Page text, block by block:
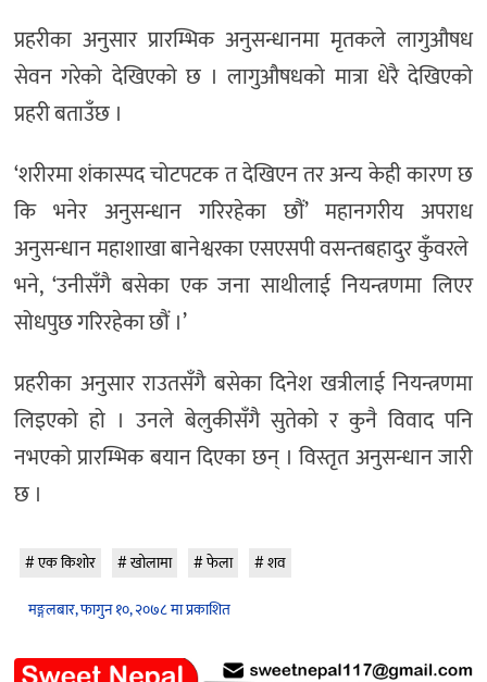
प्रहरीका अनुसार प्रारम्भिक अनुसन्धानमा मृतकले लागुऔषध
सेवन गरेको देखिएको छ । लागुऔषधको मात्रा धेरै देखिएको
प्रहरी बताउँछ ।
‘शरीरमा शंकास्पद चोटपटक त देखिएन तर अन्य केही कारण छ
कि भनेर अनुसन्धान गरिरहेका छौं’ महानगरीय अपराध
अनुसन्धान महाशाखा बानेश्वरका एसएसपी वसन्तबहादुर कुँवरले
भने, ‘उनीसँगै बसेका एक जना साथीलाई नियन्त्रणमा लिएर
सोधपुछ गरिरहेका छौं ।’
प्रहरीका अनुसार राउतसँगै बसेका दिनेश खत्रीलाई नियन्त्रणमा
लिइएको हो । उनले बेलुकीसँगै सुतेको र कुनै विवाद पनि
नभएको प्रारम्भिक बयान दिएका छन् । विस्तृत अनुसन्धान जारी
छ ।
एक किशोर खोलामा फेला
शव
मङ्गलबार, फागुन १०, २०७८ मा प्रकाशित